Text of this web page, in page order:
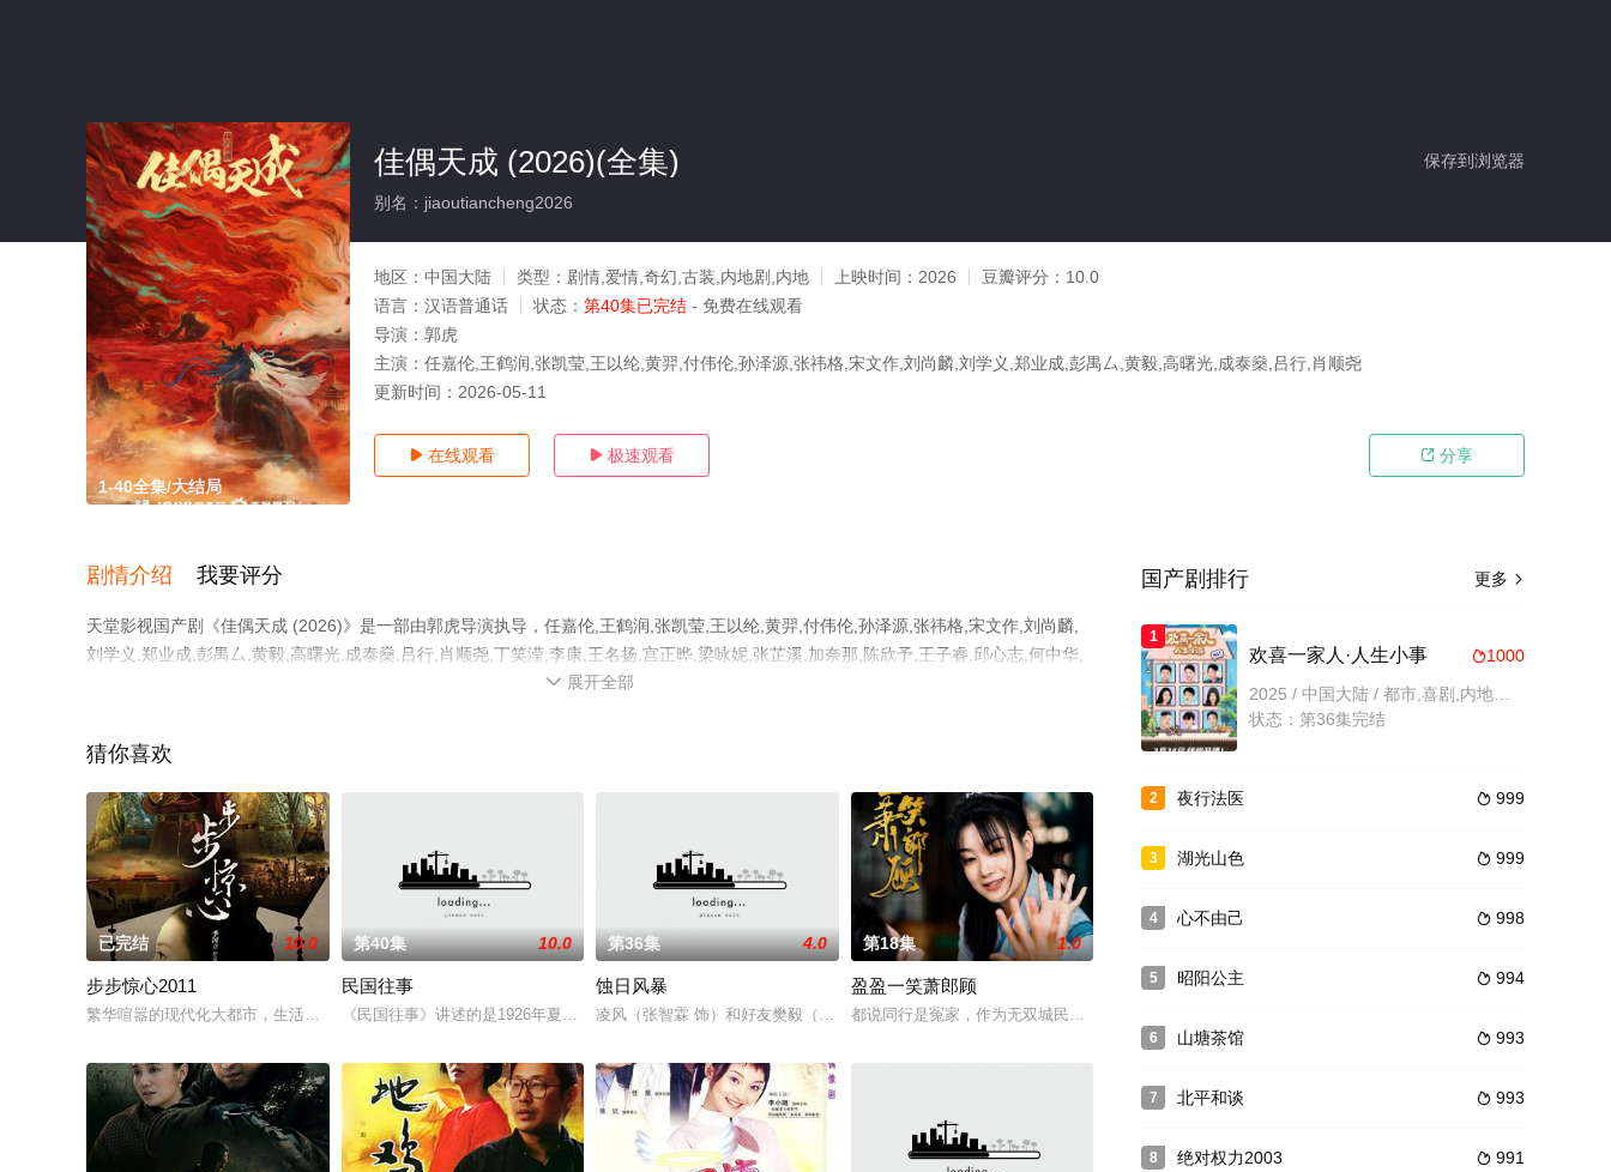
1-40全集/大结局
保存到浏览器
佳偶天成 (2026)(全集)
别名：jiaoutiancheng2026
地区： 中国大陆 类型： 剧情,爱情,奇幻,古装,内地剧,内地 上映时间： 2026 豆瓣评分： 10.0
语言： 汉语普通话 状态： 第40集已完结 - 免费在线观看
导演： 郭虎
主演： 任嘉伦,王鹤润,张凯莹,王以纶,黄羿,付伟伦,孙泽源,张祎格,宋文作,刘尚麟,刘学义,郑业成,彭禺厶,黄毅,高曙光,成泰燊,吕行,肖顺尧
更新时间： 2026-05-11
 在线观看  极速观看  分享
剧情介绍 我要评分
天堂影视国产剧《佳偶天成 (2026)》是一部由郭虎导演执导，任嘉伦,王鹤润,张凯莹,王以纶,黄羿,付伟伦,孙泽源,张祎格,宋文作,刘尚麟,
刘学义,郑业成,彭禺厶,黄毅,高曙光,成泰燊,吕行,肖顺尧,丁笑滢,李康,王名扬,宫正晔,梁咏妮,张芷溪,加奈那,陈欣予,王子睿,邱心志,何中华,
卢勇等演员精彩演绎的中国大陆电视剧，大结局剧情已揭晓（1-40全集），手机免费观看高清无删减完整版电视剧全集就上天堂电影
 展开全部
猜你喜欢
已完结 10.0
步步惊心2011
繁华喧嚣的现代化大都市，生活着一个美丽聪颖的白领丽人张晓（刘诗诗 饰）。某
第40集 10.0
民国往事
《民国往事》讲述的是1926年夏，广东革命政府刚刚开始北伐，中国前途莫测。
第36集 4.0
蚀日风暴
凌风（张智霖 饰）和好友樊毅（王阳明 饰）同为缉毒警察，两人是共同出生入死
第18集 1.0
盈盈一笑萧郎顾
都说同行是冤家，作为无双城民间言情话本新秀，付盈盈一直都对“皇家言情第一人
更多 
国产剧排行
1
1000
欢喜一家人·人生小事
状态：第36集完结
2  999
夜行法医
3  999
湖光山色
4  998
心不由己
5  994
昭阳公主
6  993
山塘茶馆
7  993
北平和谈
8  991
绝对权力2003